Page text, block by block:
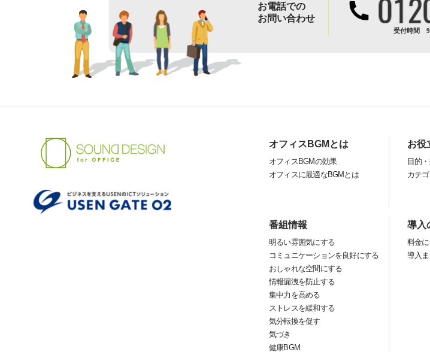
お電話での
お問い合わせ
受付時間 9
オフィスBGMとは
オフィスBGMの効果
オフィスに最適なBGMとは
お役
目的
カテ
番組情報
明るい雰囲気にする
コミュニケーションを良好にする
おしゃれな空間にする
情報漏洩を防止する
集中力を高める
ストレスを緩和する
気分転換を促す
気づき
健康BGM
導入
料金
導入